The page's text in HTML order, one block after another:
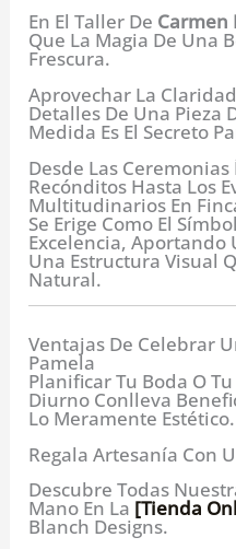
En El Taller De Carmen
Que La Magia De Una
Frescura.
Aprovechar La
Detalles De Una Pieza
Medida Es El Secreto
Desde Las
Recónditos Hasta Los
Multitudinarios En
Se Erige Como El
Excelencia, Aportando
Una Estructura Visual
Natural.
Ventajas De Celebrar
Pamela
Planificar Tu Boda O
Diurno Conlleva
Lo Meramente Estético.
Regala Artesanía Con
Descubre Todas
Mano En La [Tienda
Blanch Designs.